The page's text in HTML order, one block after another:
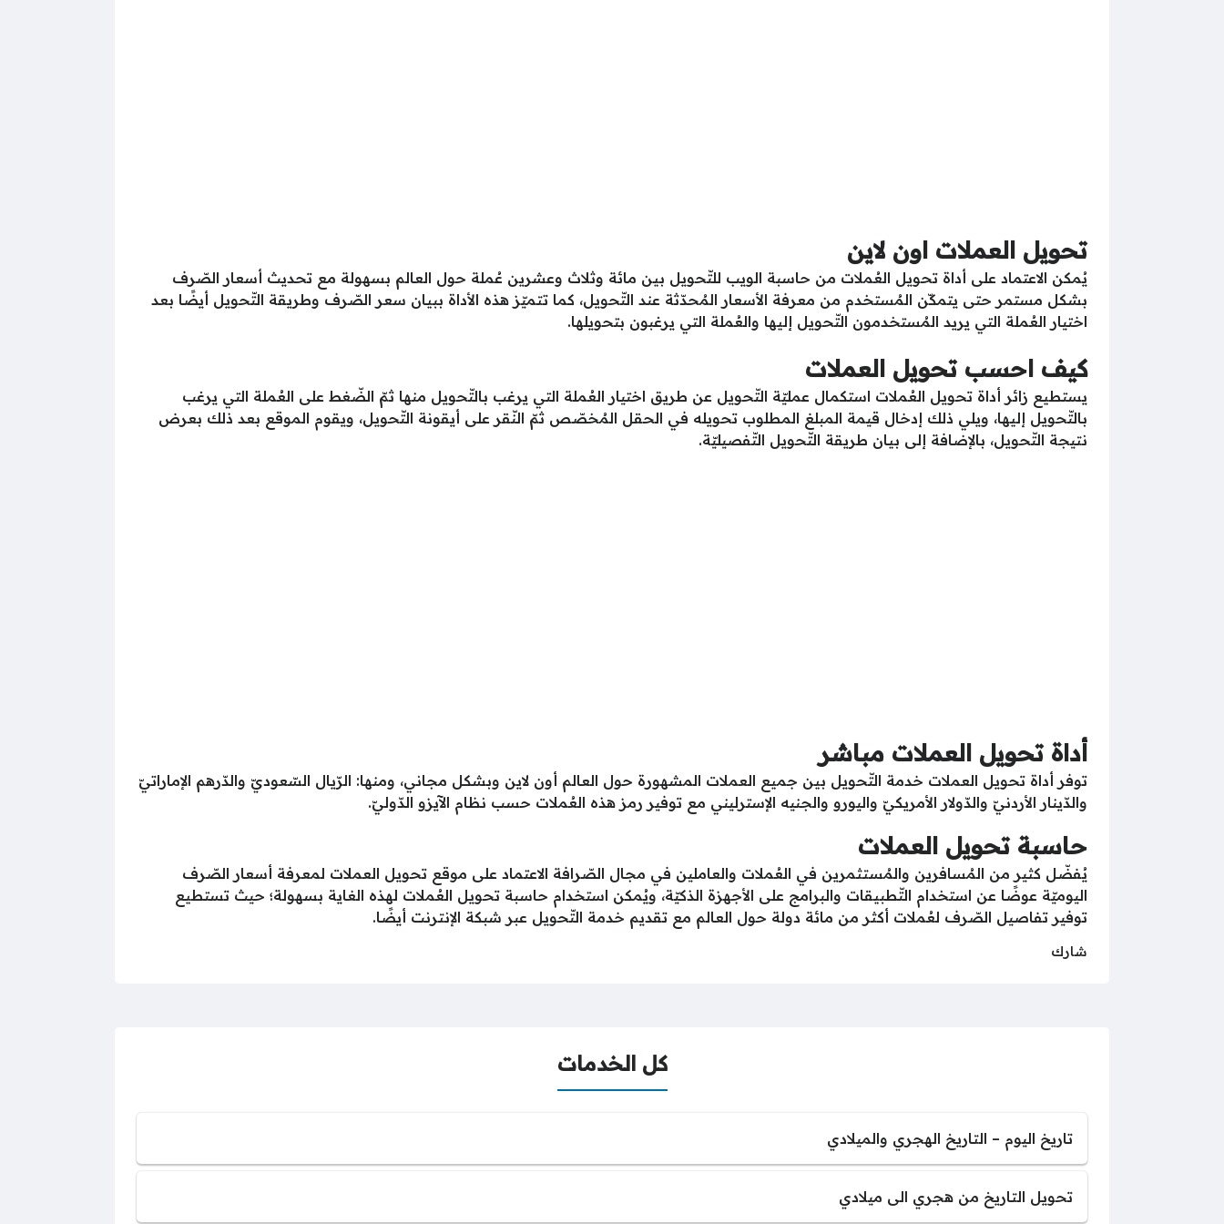
تحويل العملات اون لاين
يُمكن الاعتماد على أداة تحويل العُملات من حاسبة الويب للتّحويل بين مائة وثلاث وعشرين عُملة حول العالم بسهولة مع تحديث أسعار الصّرف
بشكل مستمر حتى يتمكّن المُستخدم من معرفة الأسعار المُحدّثة عند التّحويل، كما تتميّز هذه الأداة ببيان سعر الصّرف وطريقة التّحويل أيضًا بعد
اختيار العُملة التي يريد المُستخدمون التّحويل إليها والعُملة التي يرغبون بتحويلها.
كيف احسب تحويل العملات
يستطيع زائر أداة تحويل العُملات استكمال عمليّة التّحويل عن طريق اختيار العُملة التي يرغب بالتّحويل منها ثمّ الضّغط على العُملة التي يرغب
بالتّحويل إليها، ويلي ذلك إدخال قيمة المبلغ المطلوب تحويله في الحقل المُخصّص ثمّ النّقر على أيقونة التّحويل، ويقوم الموقع بعد ذلك بعرض
نتيجة التّحويل، بالإضافة إلى بيان طريقة التّحويل التّفصيليّة.
أداة تحويل العملات مباشر
توفر أداة تحويل العملات خدمة التّحويل بين جميع العملات المشهورة حول العالم أون لاين وبشكل مجاني، ومنها: الرّيال السّعوديّ والدّرهم الإماراتيّ
والدّينار الأردنيّ والدّولار الأمريكيّ واليورو والجنيه الإسترليني مع توفير رمز هذه العُملات حسب نظام الآيزو الدّوليّ.
حاسبة تحويل العملات
يُفضّل كثير من المُسافرين والمُستثمرين في العُملات والعاملين في مجال الصّرافة الاعتماد على موقع تحويل العملات لمعرفة أسعار الصّرف
اليوميّة عوضًا عن استخدام التّطبيقات والبرامج على الأجهزة الذكيّة، ويُمكن استخدام حاسبة تحويل العُملات لهذه الغاية بسهولة؛ حيث تستطيع
توفير تفاصيل الصّرف لعُملات أكثر من مائة دولة حول العالم مع تقديم خدمة التّحويل عبر شبكة الإنترنت أيضًا.
شارك
كل الخدمات
تاريخ اليوم – التاريخ الهجري والميلادي
تحويل التاريخ من هجري الى ميلادي